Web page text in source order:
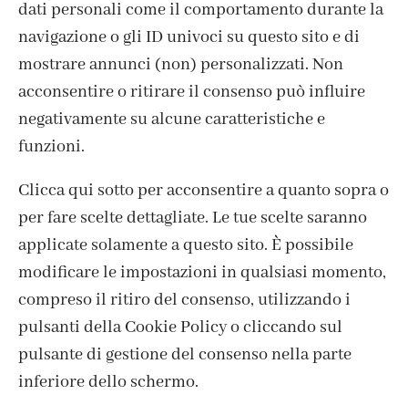
dati personali come il comportamento durante la
navigazione o gli ID univoci su questo sito e di
mostrare annunci (non) personalizzati. Non
acconsentire o ritirare il consenso può influire
negativamente su alcune caratteristiche e
funzioni.
Clicca qui sotto per acconsentire a quanto sopra o
per fare scelte dettagliate. Le tue scelte saranno
applicate solamente a questo sito. È possibile
modificare le impostazioni in qualsiasi momento,
compreso il ritiro del consenso, utilizzando i
pulsanti della Cookie Policy o cliccando sul
pulsante di gestione del consenso nella parte
inferiore dello schermo.
ISCRIVITI ALLA NEWSLETTER